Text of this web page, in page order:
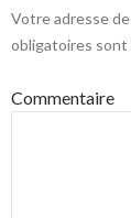
Votre adresse
obligatoires sont
Commentaire